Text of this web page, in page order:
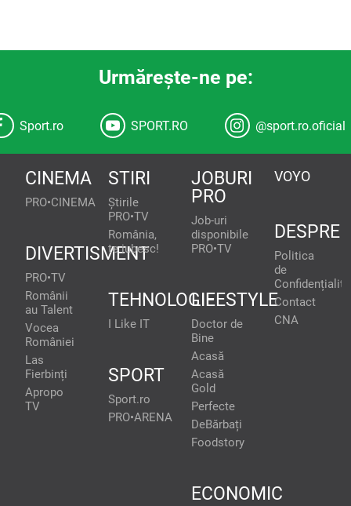
Urmăreşte-ne pe:
Sport.ro SPORT.RO @sport.ro.oficial
CINEMA
PRO•CINEMA
DIVERTISMENT
PRO•TV
Românii
au Talent
Vocea
României
Las
Fierbinți
Apropo
TV
STIRI
Știrile
PRO•TV
România,
te iubesc!
TEHNOLOGIE
I Like IT
SPORT
Sport.ro
PRO•ARENA
JOBURI
PRO
Job-uri
disponibile
PRO•TV
LIFESTYLE
Doctor de
Bine
Acasă
Acasă
Gold
Perfecte
DeBărbați
Foodstory
ECONOMIC
VOYO
DESPRE
Politica
de
Contact
CNA